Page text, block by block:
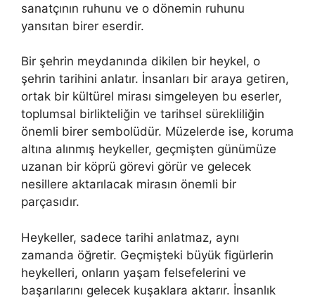
sanatçının ruhunu ve o dönemin ruhunu
yansıtan birer eserdir.
Bir şehrin meydanında dikilen bir heykel, o
şehrin tarihini anlatır. İnsanları bir araya getiren,
ortak bir kültürel mirası simgeleyen bu eserler,
toplumsal birlikteliğin ve tarihsel sürekliliğin
önemli birer sembolüdür. Müzelerde ise, koruma
altına alınmış heykeller, geçmişten günümüze
uzanan bir köprü görevi görür ve gelecek
nesillere aktarılacak mirasın önemli bir
parçasıdır.
Heykeller, sadece tarihi anlatmaz, aynı
zamanda öğretir. Geçmişteki büyük figürlerin
heykelleri, onların yaşam felsefelerini ve
başarılarını gelecek kuşaklara aktarır. İnsanlık